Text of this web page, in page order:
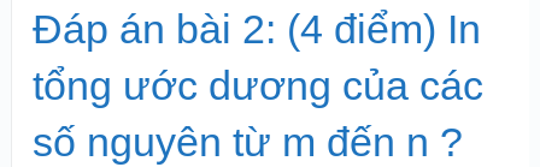
Đáp án bài 2: (4 điểm) In
tổng ước dương của các
số nguyên từ m đến n ?